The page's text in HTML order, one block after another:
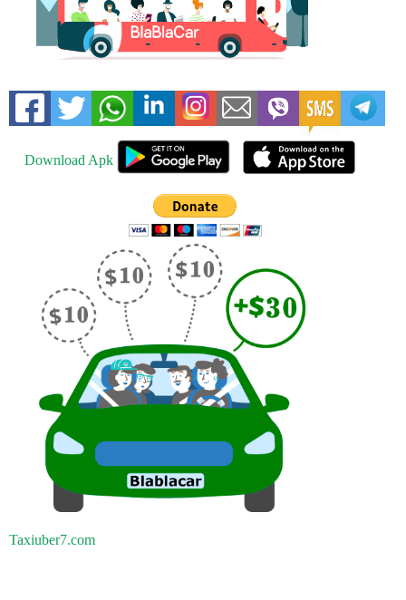
Download Apk
Taxiuber7.com